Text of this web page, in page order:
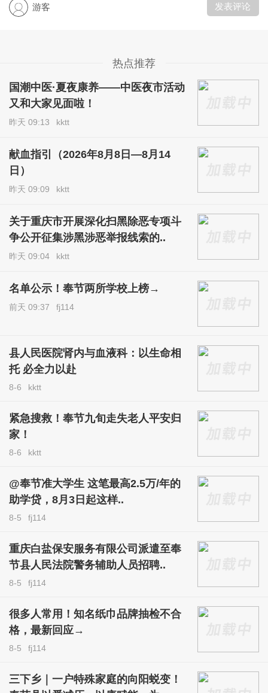
游客 发表评论
热点推荐
国潮中医·夏夜康养——中医夜市活动
又和大家见面啦！
昨天 09:13 kktt
献血指引（2026年8月8日—8月14
日）
昨天 09:09 kktt
关于重庆市开展深化扫黑除恶专项斗
争公开征集涉黑涉恶举报线索的..
昨天 09:04 kktt
名单公示！奉节两所学校上榜→
前天 09:37 fj114
县人民医院肾内与血液科：以生命相
托 必全力以赴
8-6 kktt
紧急搜救！奉节九旬走失老人平安归
家！
8-6 kktt
@奉节准大学生 这笔最高2.5万/年的
助学贷，8月3日起这样..
8-5 fj114
重庆白盐保安服务有限公司派遣至奉
节县人民法院警务辅助人员招聘..
8-5 fj114
很多人常用！知名纸巾品牌抽检不合
格，最新回应→
8-5 fj114
三下乡｜一户特殊家庭的向阳蜕变！